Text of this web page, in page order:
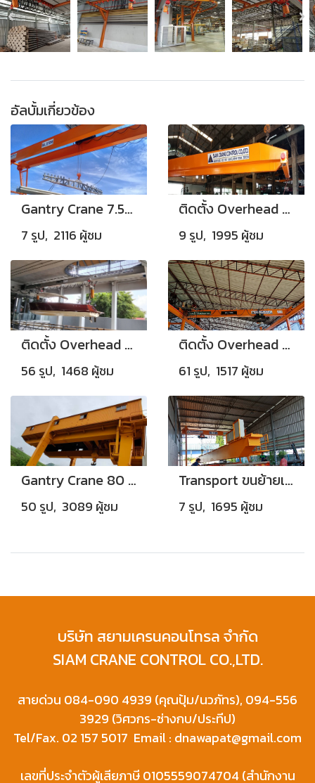
อัลบั้มเกี่ยวข้อง
Gantry Crane 7.5tTons(Bay1)-Nakornpratom
7 รูป, 2116 ผู้ชม
ติดตั้ง Overhead Crane Single Box Girder Capacity 5T โรงงานผลิต Wiremesh
9 รูป, 1995 ผู้ชม
ติดตั้ง Overhead Crane 3+3 Tons + Monorail Crane 3+3 Tons
56 รูป, 1468 ผู้ชม
ติดตั้ง Overhead Crane Capacity 5 Tons
61 รูป, 1517 ผู้ชม
Gantry Crane 80 Tons - แก่งกระจาน
50 รูป, 3089 ผู้ชม
Transport ขนย้ายเตรียมติดตั้ง Overhead Crane Capacity 3 Tons นพวงศ์ ถ.ตลิ่งชัน-สุพรรณบุรี
7 รูป, 1695 ผู้ชม
บริษัท สยามเครนคอนโทรล จำกัด
SIAM CRANE CONTROL CO.,LTD.
สายด่วน 084-090 4939 (คุณปุ้ม/นวภัทร), 094-556
3929 (วิศวกร-ช่างกบ/ประทีป)
Tel/Fax. 02 157 5017 Email : dnawapat@gmail.com
เลขที่ประจำตัวผู้เสียภาษี 0105559074704 (สำนักงาน